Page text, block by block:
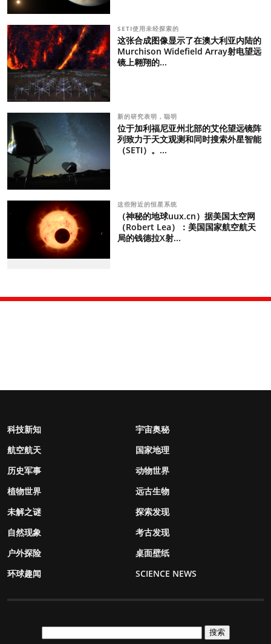
SETI使用未经探索的
这张合成图像显示了在澳大利亚内陆的
Murchison Widefield Array射电望远
镜上翱翔的...
新的研究表明，聪明
位于加利福尼亚州北部的艾伦望远镜阵
列致力于天文观测和同时搜索外星智能
（SETI）。...
这些附近的恒星系统
（神秘的地球uux.cn）据美国太空网
（Robert Lea）：美国国家航空航天
局的钱德拉X射...
科技新知
宇宙奥秘
航空航天
国家地理
历史军事
动物世界
植物世界
远古生物
未解之谜
探索发现
自然现象
考古发现
户外探险
桌面壁纸
环球趣闻
SCIENCE NEWS